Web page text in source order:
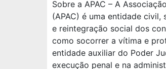
Sobre a APAC – A
(APAC) é uma entidade
e reintegração social dos
como socorrer a vítima e
entidade auxiliar do Poder
execução penal e na